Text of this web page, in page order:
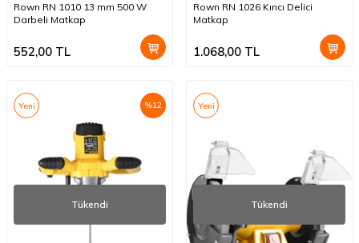
Rown RN 1010 13 mm 500 W
Darbeli Matkap
552,00 TL
Rown RN 1026 Kırıcı Delici
Matkap
1.068,00 TL
%12
Yeni
Tükendi
Yeni
Tükendi